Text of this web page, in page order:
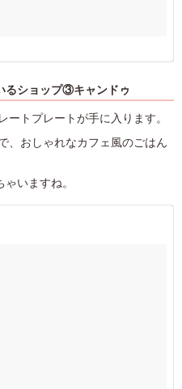
るショップ③キャンドゥ
ートプレートが手に入ります。
、おしゃれなカフェ風のごはん
いますね。